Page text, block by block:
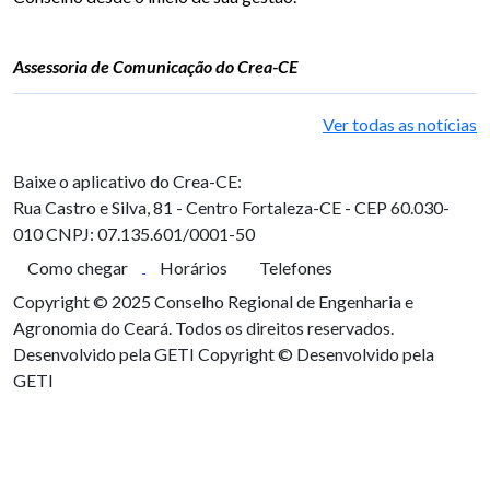
Assessoria de Comunicação do Crea-CE
Ver todas as notícias
Baixe o aplicativo do Crea-CE:
Rua Castro e Silva, 81 - Centro Fortaleza-CE - CEP 60.030-
010CNPJ: 07.135.601/0001-50
Como chegar
Horários
Telefones
Copyright © 2025 Conselho Regional de Engenharia e
Agronomia do Ceará. Todos os direitos reservados.
Desenvolvido pela GETI Copyright © Desenvolvido pela
GETI